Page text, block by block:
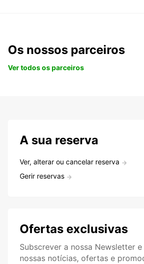
Os nossos parceiros
Ver todos os parceiros
A sua reserva
Ver, alterar ou cancelar reserva
Gerir reservas
Ofertas exclusivas
Subscrever a nossa Newsletter
nossas notícias, ofertas e